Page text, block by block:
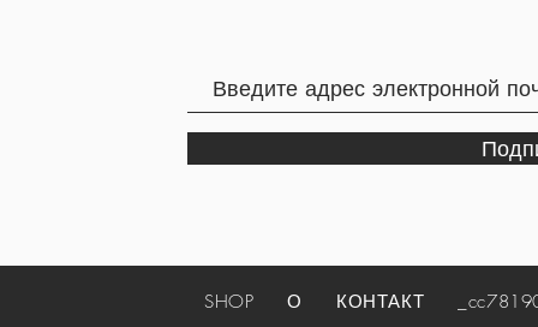
SHOP О КОНТАКТ